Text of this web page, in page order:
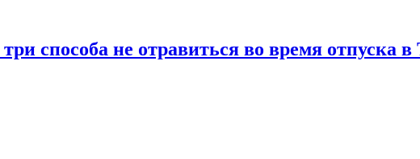
способа не отравиться во время отпуска в